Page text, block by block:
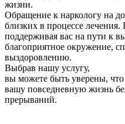
жизни.
Обращение к наркологу на
близких в процессе
поддерживая вас на пути к
благоприятное окружение,
выздоровлению.
Выбрав нашу услугу,
вы можете быть уверены, что
вашу повседневную жизнь
прерываний.